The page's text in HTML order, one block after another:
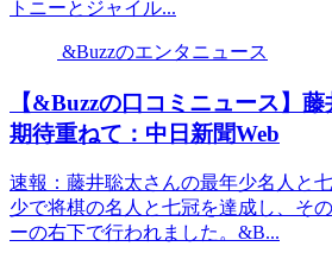
トニーとジャイル...
&Buzzのエンタニュース
【&Buzzの口コミニュース】
期待重ねて：中日新聞Web
速報：藤井聡太さんの最年少名人と
少で将棋の名人と七冠を達成し、そ
ーの右下で行われました。&B...